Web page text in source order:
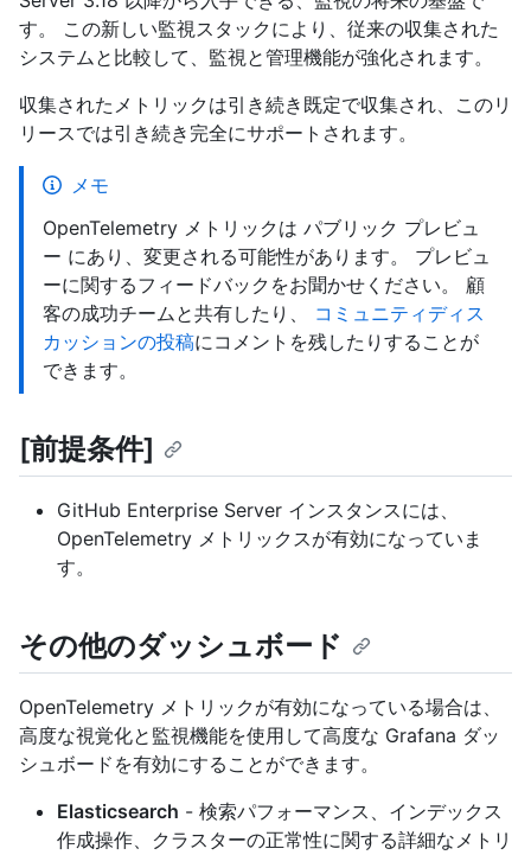
す。 この新しい監視スタックにより、従来の収集された
システムと比較して、監視と管理機能が強化されます。
収集されたメトリックは引き続き既定で収集され、このリ
リースでは引き続き完全にサポートされます。
メモ
OpenTelemetry メトリックは パブリック プレビュ
ー にあり、変更される可能性があります。 プレビュ
ーに関するフィードバックをお聞かせください。 顧
客の成功チームと共有したり、 コミュニティディス
カッションの投稿にコメントを残したりすることが
できます。
[前提条件]
GitHub Enterprise Server インスタンスには、
OpenTelemetry メトリックスが有効になっていま
す。
その他のダッシュボード
OpenTelemetry メトリックが有効になっている場合は、
高度な視覚化と監視機能を使用して高度な Grafana ダッ
シュボードを有効にすることができます。
Elasticsearch - 検索パフォーマンス、インデックス
作成操作、クラスターの正常性に関する詳細なメトリ